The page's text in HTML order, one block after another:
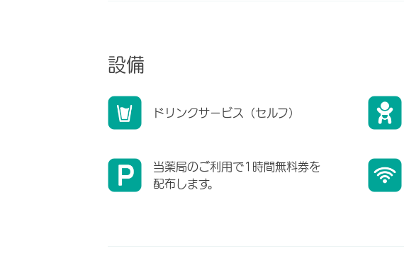
設備
ドリンクサービス（セルフ）
当薬局のご利用で1時間無料券を
配布します。